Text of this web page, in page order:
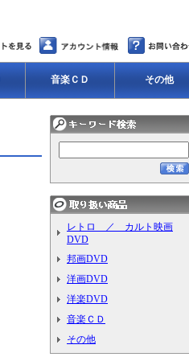
音楽ＣＤ その他
レトロ ／ カルト映画
DVD
邦画DVD
洋画DVD
洋楽DVD
音楽ＣＤ
その他